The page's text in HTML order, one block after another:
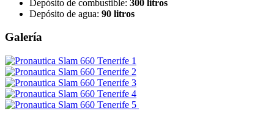
Depósito de combustible: 300 litros
Depósito de agua: 90 litros
Galería